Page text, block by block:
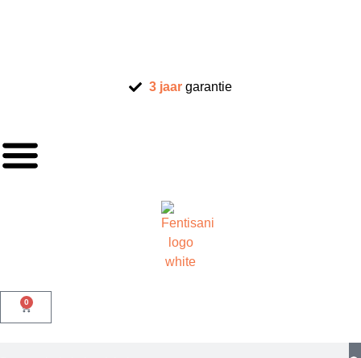
3 jaar garantie
0